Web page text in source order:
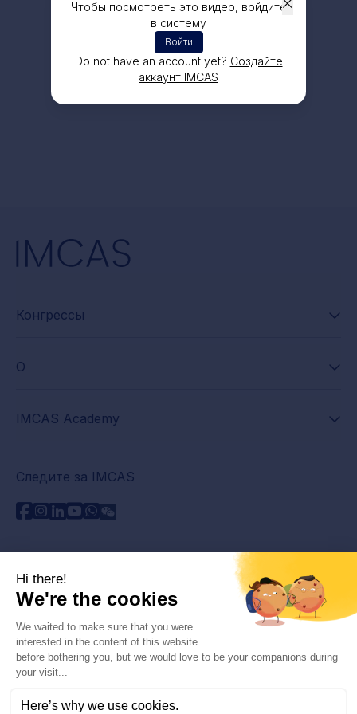
Чтобы посмотреть это видео, войдите
в систему
Войти
Do not have an account yet? Создайте
аккаунт IMCAS
Конгрессы
О
IMCAS Academy
Следите за IMCAS
Связаться с нами
Часто задаваемые вопросы
Политика конфиденциальности